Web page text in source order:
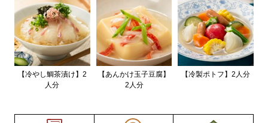
【冷やし鯛茶漬け】2
人分
【あんかけ玉子豆腐】
2人分
【冷製ポトフ】2人分